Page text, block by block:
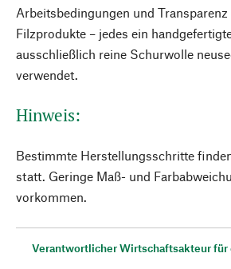
Arbeitsbedingungen und Transparenz
Filzprodukte – jedes ein
ausschließlich reine Schurwolle
verwendet.
Hinweis:
Bestimmte Herstellungsschritte
statt. Geringe Maß- und
vorkommen.
Verantwortlicher Wirtschaftsakteur für